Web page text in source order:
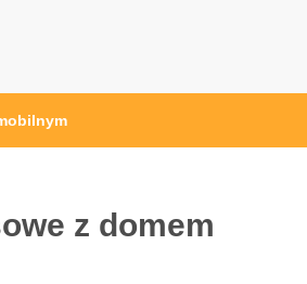
z domem